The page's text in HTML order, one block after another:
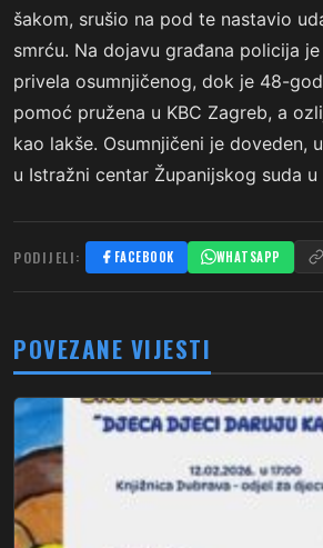
šakom, srušio na pod te nastavio
smrću. Na dojavu građana policija
privela osumnjičenog, dok je 48-
pomoć pružena u KBC Zagreb, a
kao lakše. Osumnjičeni je doveden,
u Istražni centar Županijskog suda u
PODIJELI: FACEBOOK WHATSAPP
POVEZANE VIJESTI